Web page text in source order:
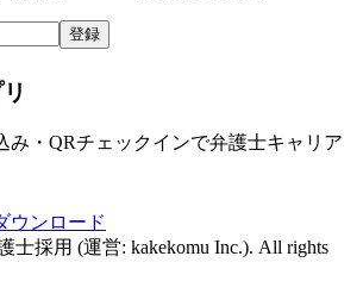
登録
み・QRチェックインで弁護士キャリア
ウンロード
士採用 (運営: kakekomu Inc.). All rights